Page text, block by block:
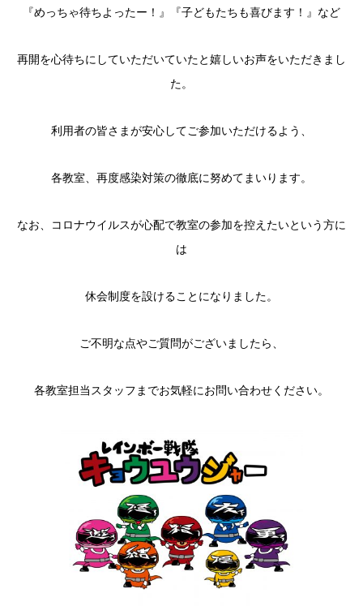
『めっちゃ待ちよったー！』『子どもたちも喜びます！』など
再開を心待ちにしていただいていたと嬉しいお声をいただきまし
た。
利用者の皆さまが安心してご参加いただけるよう、
各教室、再度感染対策の徹底に努めてまいります。
なお、コロナウイルスが心配で教室の参加を控えたいという方に
は
休会制度を設けることになりました。
ご不明な点やご質問がございましたら、
各教室担当スタッフまでお気軽にお問い合わせください。